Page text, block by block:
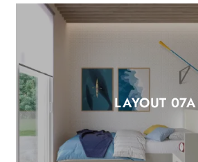
LAYOUT 07A